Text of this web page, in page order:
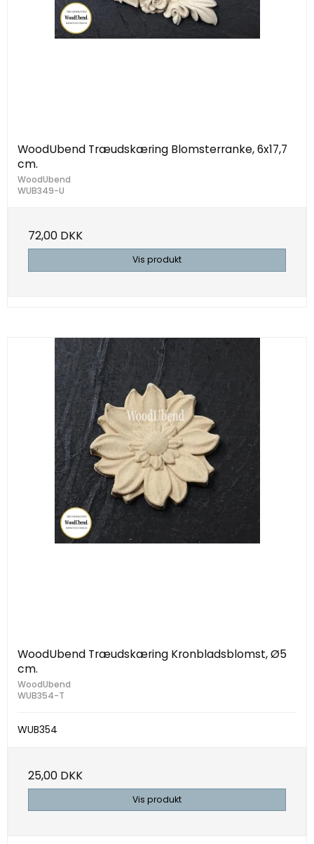
WoodUbend Træudskæring Blomsterranke, 6x17,7
cm.
WoodUbend
WUB349-U
72,00 DKK
Vis produkt
WoodUbend Træudskæring Kronbladsblomst, Ø5
cm.
WoodUbend
WUB354-T
WUB354
25,00 DKK
Vis produkt